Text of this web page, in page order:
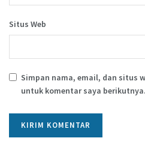
Situs Web
Simpan nama, email, dan situs
untuk komentar saya berikutnya.